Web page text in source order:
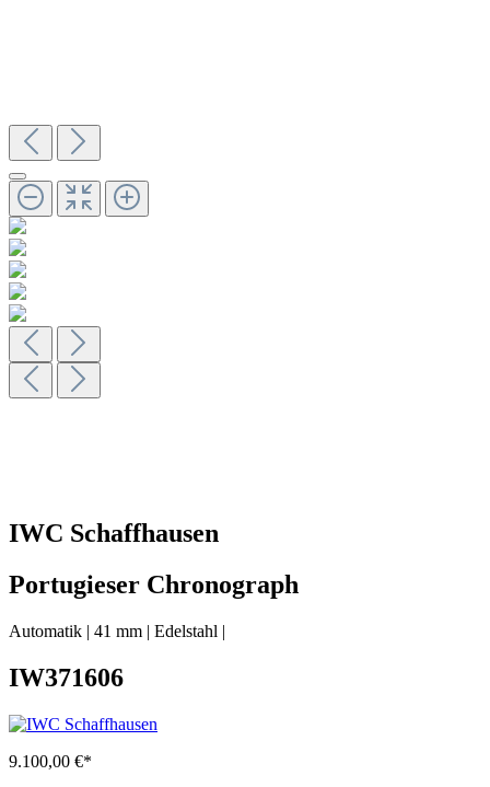
IWC Schaffhausen
Portugieser Chronograph
Automatik | 41 mm | Edelstahl |
IW371606
9.100,00 €*